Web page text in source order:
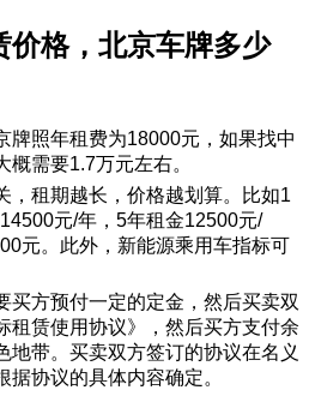
价格，北京车牌多少
牌照年租费为18000元，如果找中
需要1.7万元左右。
，租期越长，价格越划算。比如1
元/年，5年租金12500元/
元。此外，新能源乘用车指标可
买方预付一定的定金，然后买卖双
租赁使用协议》，然后买方支付余
地带。买卖双方签订的协议在名义
据协议的具体内容确定。